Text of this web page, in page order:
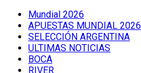
Mundial 2026
APUESTAS MUNDIAL 2026
SELECCIÓN ARGENTINA
ULTIMAS NOTICIAS
BOCA
RIVER